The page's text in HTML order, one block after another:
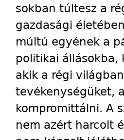
sokban túltesz a
gazdasági
múltú egyének a
politikai állásokba,
akik a régi
tevékenységüket,
kompromittálni. A
nem azért harcolt